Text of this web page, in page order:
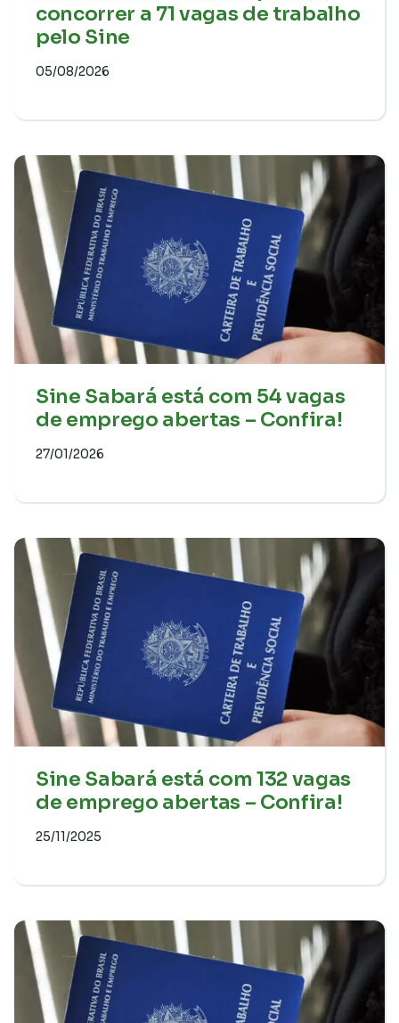
concorrer a 71 vagas de trabalho
pelo Sine
05/08/2026
Sine Sabará está com 54 vagas
de emprego abertas – Confira!
27/01/2026
Sine Sabará está com 132 vagas
de emprego abertas – Confira!
25/11/2025